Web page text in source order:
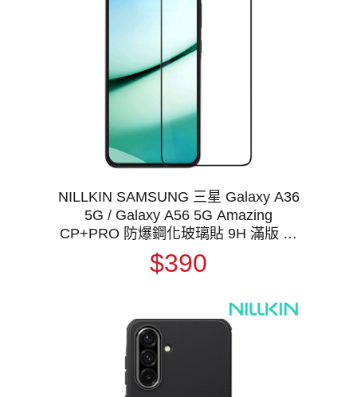
NILLKIN SAMSUNG 三星 Galaxy A36
5G / Galaxy A56 5G Amazing
CP+PRO 防爆鋼化玻璃貼 9H 滿版 玻
璃膜 鋼化膜 螢幕貼 保護貼
$390